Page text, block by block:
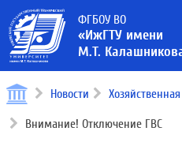
ФГБОУ ВО
«ИжГТУ имени
М.Т.
Новости
Внимание! Отключение ГВС